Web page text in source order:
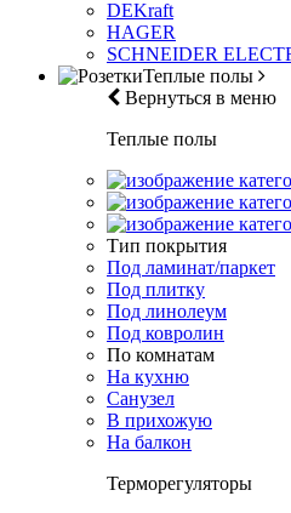
DEKraft
HAGER
SCHNEIDER
Теплые полы
Вернуться в меню
Теплые полы
Тип покрытия
Под ламинат/паркет
Под плитку
Под линолеум
Под ковролин
По комнатам
На кухню
Санузел
В прихожую
На балкон
Терморегуляторы